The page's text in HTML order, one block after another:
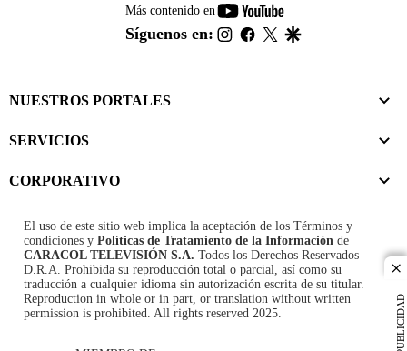
PUBLICIDAD
Más contenido en
youtube-
footer
Síguenos en: instagram
facebook
twitter
NUESTROS PORTALES
SERVICIOS
CORPORATIVO
El uso de este sitio web implica la aceptación de los Términos y
condiciones y Políticas de Tratamiento de la Información de
CARACOL TELEVISIÓN S.A. Todos los Derechos Reservados
D.R.A. Prohibida su reproducción total o parcial, así como su
traducción a cualquier idioma sin autorización escrita de su titular.
Reproduction in whole or in part, or translation without written
permission is prohibited. All rights reserved 2025.